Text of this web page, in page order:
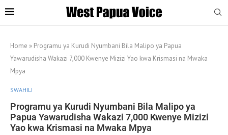
Home » Programu ya Kurudi Nyumbani Bila Malipo ya Papua
Yawarudisha Wakazi 7,000 Kwenye Mizizi Yao kwa Krismasi na Mwaka
Mpya
SWAHILI
Programu ya Kurudi Nyumbani Bila Malipo ya
Papua Yawarudisha Wakazi 7,000 Kwenye Mizizi
Yao kwa Krismasi na Mwaka Mpya